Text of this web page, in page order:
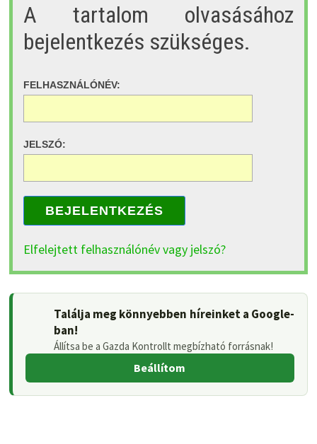
A tartalom olvasásához
bejelentkezés szükséges.
FELHASZNÁLÓNÉV:
JELSZÓ:
BEJELENTKEZÉS
Elfelejtett felhasználónév vagy jelszó?
Találja meg könnyebben híreinket a Google-
ban!
Állítsa be a Gazda Kontrollt megbízható forrásnak!
Beállítom